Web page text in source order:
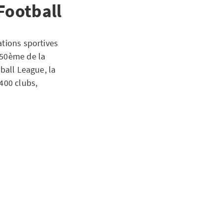
sportives
de la
League, la
clubs,